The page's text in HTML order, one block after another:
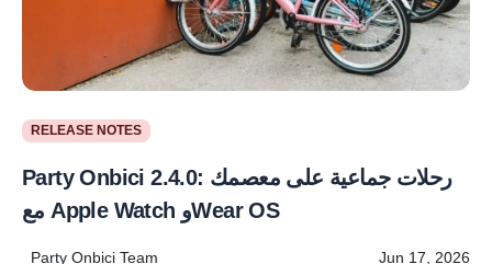
RELEASE NOTES
Party Onbici 2.4.0: رحلات جماعية على معصمك
مع Apple Watch وWear OS
Party Onbici Team Jun 17, 2026